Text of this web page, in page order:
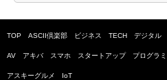
TOP ASCII倶楽部 ビジネス TECH デジタル
AV アキバ スマホ スタートアップ プログラ
アスキーグルメ IoT